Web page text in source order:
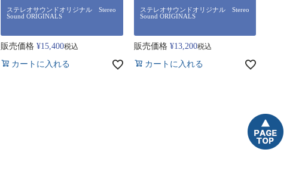
ステレオサウンドオリジナル Stereo
Sound ORIGINALS
販売価格 ¥15,400税込
カートに入れる
ステレオサウンドオリジナル Stereo
Sound ORIGINALS
販売価格 ¥13,200税込
カートに入れる